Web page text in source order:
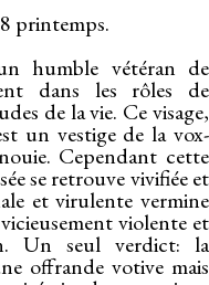
printemps.
humble vétéran de
dans les rôles de
de la vie. Ce visage,
un vestige de la vox-
Cependant cette
se retrouve vivifiée et
et virulente vermine
violente et
Un seul verdict: la
offrande votive mais